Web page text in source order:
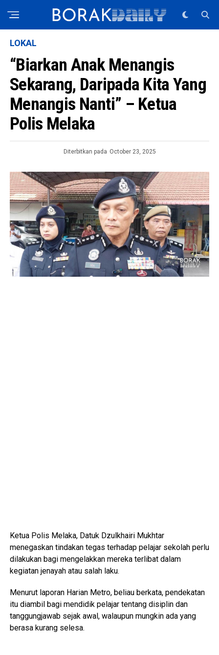
LOKAL
“Biarkan Anak Menangis
Sekarang, Daripada Kita Yang
Menangis Nanti” – Ketua
Polis Melaka
Diterbitkan pada October 23, 2025
Ketua Polis Melaka, Datuk Dzulkhairi Mukhtar
menegaskan tindakan tegas terhadap pelajar sekolah perlu
dilakukan bagi mengelakkan mereka terlibat dalam
kegiatan jenayah atau salah laku.
Menurut laporan Harian Metro, beliau berkata, pendekatan
itu diambil bagi mendidik pelajar tentang disiplin dan
tanggungjawab sejak awal, walaupun mungkin ada yang
berasa kurang selesa.